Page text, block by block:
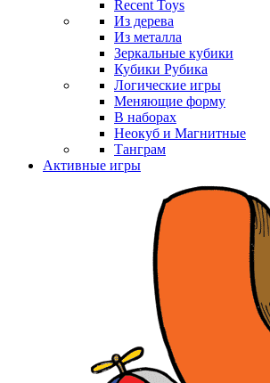
Recent Toys
Из дерева
Из металла
Зеркальные кубики
Кубики Рубика
Логические игры
Меняющие форму
В наборах
Неокуб и Магнитные
Танграм
Активные игры